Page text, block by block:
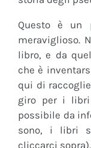
Questo è un
meraviglioso.
libro, e da
che è
qui di
giro per i libri
possibile da
sono, i libri
cliccarci sopra).